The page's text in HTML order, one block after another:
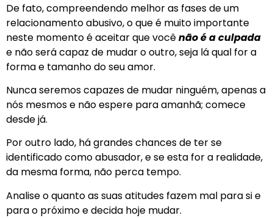
De fato, compreendendo melhor as fases de um
relacionamento abusivo, o que é muito importante
neste momento é aceitar que vocênão é a culpada
e não será capaz de mudar o outro, seja lá qual for a
forma e tamanho do seu amor.
Nunca seremos capazes de mudar ninguém, apenas a
nós mesmos e não espere para amanhã; comece
desde já.
Por outro lado, há grandes chances de ter se
identificado como abusador, e se esta for a realidade,
da mesma forma, não perca tempo.
Analise o quanto as suas atitudes fazem mal para si e
para o próximo e decida hoje mudar.